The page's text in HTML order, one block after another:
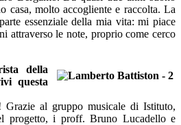
casa, molto accogliente e raccolta. La
essenziale della mia vita: mi piace
attraverso le note, proprio come cerco
della
questa
Grazie al gruppo musicale di Istituto,
progetto, i proff. Bruno Lucadello e